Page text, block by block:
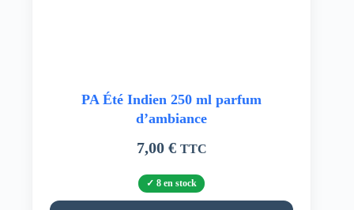
PA Été Indien 250 ml parfum
d’ambiance
7,00 € TTC
8 en stock